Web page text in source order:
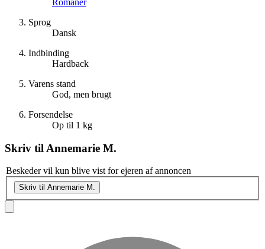
Romaner
Sprog
Dansk
Indbinding
Hardback
Varens stand
God, men brugt
Forsendelse
Op til 1 kg
Skriv til Annemarie M.
Beskeder vil kun blive vist for ejeren af annoncen
Skriv til Annemarie M.